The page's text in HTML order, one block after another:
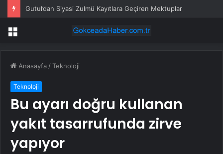
Gutul’dan Siyasi Zulmü Kayıtlara Geçiren Mektuplar
Menü
Anasayfa /Teknoloji
Teknoloji
Bu ayarı doğru kullanan
yakıt tasarrufunda zirve
yapıyor